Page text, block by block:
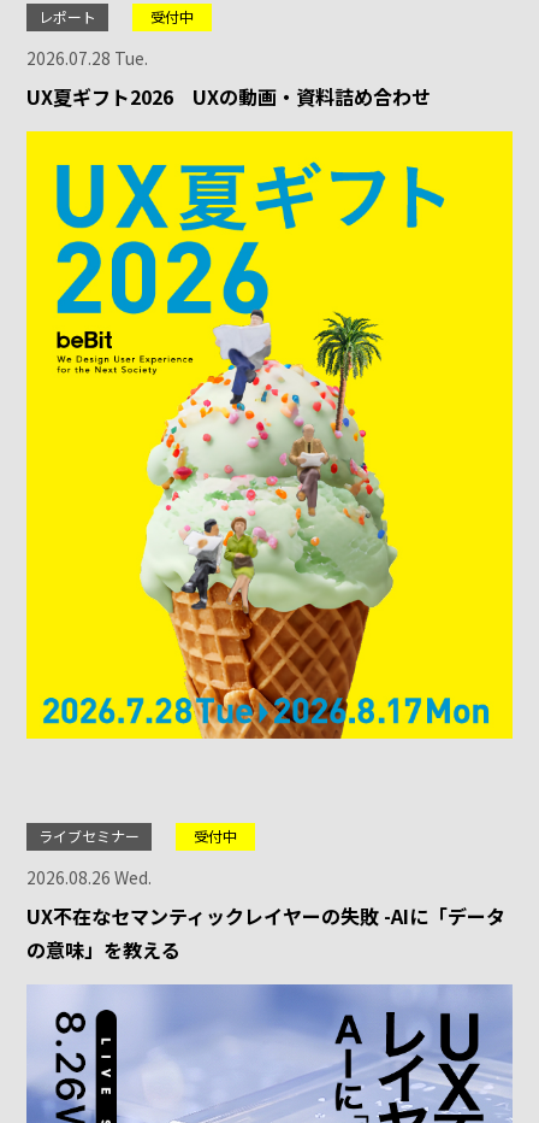
レポート 受付中
2026.07.28 Tue.
UX夏ギフト2026 UXの動画・資料詰め合わせ
ライブセミナー 受付中
2026.08.26 Wed.
UX不在なセマンティックレイヤーの失敗 -AIに「データ
の意味」を教える